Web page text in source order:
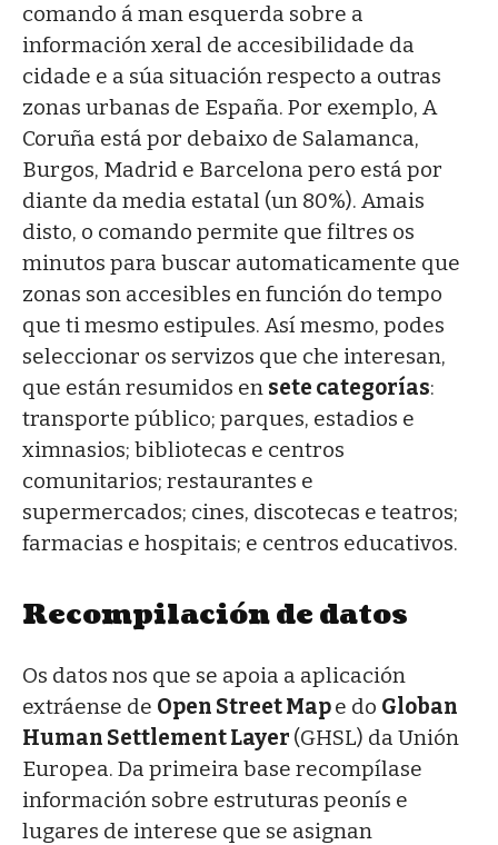
comando á man esquerda sobre a
información xeral de accesibilidade da
cidade e a súa situación respecto a outras
zonas urbanas de España. Por exemplo, A
Coruña está por debaixo de Salamanca,
Burgos, Madrid e Barcelona pero está por
diante da media estatal (un 80%). Amais
disto, o comando permite que filtres os
minutos para buscar automaticamente que
zonas son accesibles en función do tempo
que ti mesmo estipules. Así mesmo, podes
seleccionar os servizos que che interesan,
que están resumidos en sete categorías:
transporte público; parques, estadios e
ximnasios; bibliotecas e centros
comunitarios; restaurantes e
supermercados; cines, discotecas e teatros;
farmacias e hospitais; e centros educativos.
Recompilación de datos
Os datos nos que se apoia a aplicación
extráense de Open Street Mape do Globan
Human Settlement Layer (GHSL) da Unión
Europea. Da primeira base recompílase
información sobre estruturas peonís e
lugares de interese que se asignan